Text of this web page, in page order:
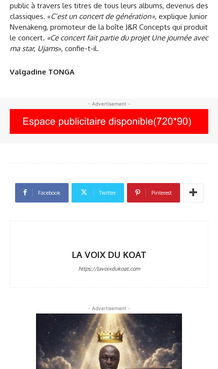
public à travers les titres de tous leurs albums, devenus des
classiques. «C’est un concert de génération», explique Junior
Nvenakeng, promoteur de la boîte J&R Concepts qui produit
le concert. «Ce concert fait partie du projet Une journée avec
ma star, Ujams», confie-t-il.
Valgadine TONGA
- Advertisement -
Facebook Twitter Pinterest
LA VOIX DU KOAT
https://lavoixdukoat.com
- Advertisement -